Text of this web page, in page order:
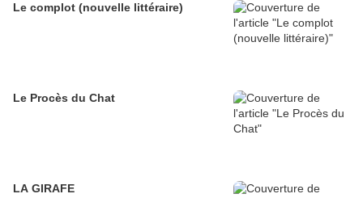
Le complot (nouvelle littéraire)
Le Procès du Chat
LA GIRAFE